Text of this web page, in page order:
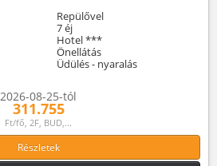
Repülővel
7 éj
Hotel ***
Önellátás
Üdülés - nyaralás
2026-08-25-tól
311.755
Ft/fő, 2F, BUD,...
Részletek